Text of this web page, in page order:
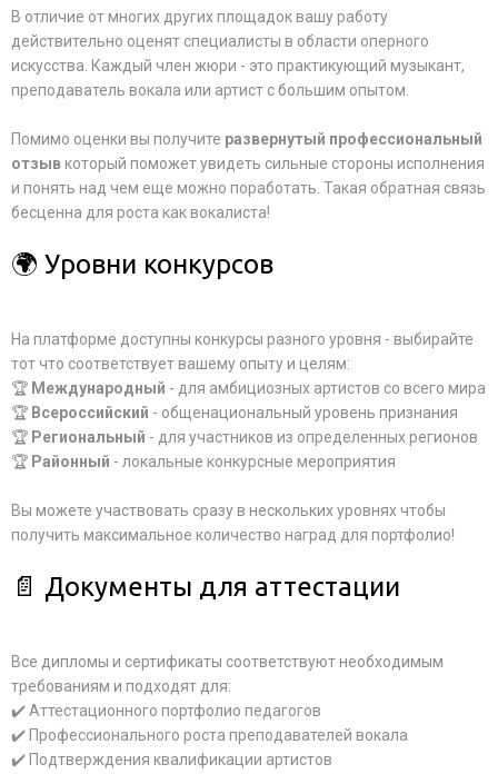
В отличие от многих других площадок вашу работу
действительно оценят специалисты в области оперного
искусства. Каждый член жюри - это практикующий музыкант,
преподаватель вокала или артист с большим опытом.
Помимо оценки вы получите развернутый профессиональный
отзывкоторый поможет увидеть сильные стороны исполнения
и понять над чем еще можно поработать. Такая обратная связь
бесценна для роста как вокалиста!
🌍 Уровни конкурсов
На платформе доступны конкурсы разного уровня - выбирайте
тот что соответствует вашему опыту и целям:
🏆 Международный - для амбициозных артистов со всего мира
🏆 Всероссийский - общенациональный уровень признания
🏆 Региональный - для участников из определенных регионов
🏆 Районный - локальные конкурсные мероприятия
Вы можете участвовать сразу в нескольких уровнях чтобы
получить максимальное количество наград для портфолио!
📄 Документы для аттестации
Все дипломы и сертификаты соответствуют необходимым
требованиям и подходят для:
✔️ Аттестационного портфолио педагогов
✔️ Профессионального роста преподавателей вокала
✔️ Подтверждения квалификации артистов